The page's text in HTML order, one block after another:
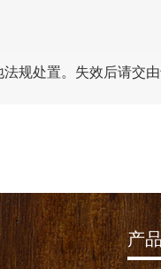
规处置。失效后请交
产